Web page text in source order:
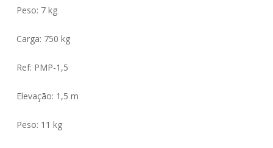
Peso: 7 kg
Carga: 750 kg
Ref: PMP-1,5
Elevação: 1,5 m
Peso: 11 kg